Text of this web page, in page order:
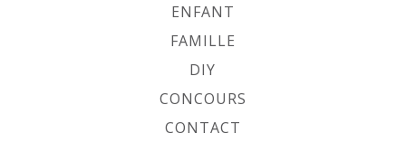
ENFANT
FAMILLE
DIY
CONCOURS
CONTACT